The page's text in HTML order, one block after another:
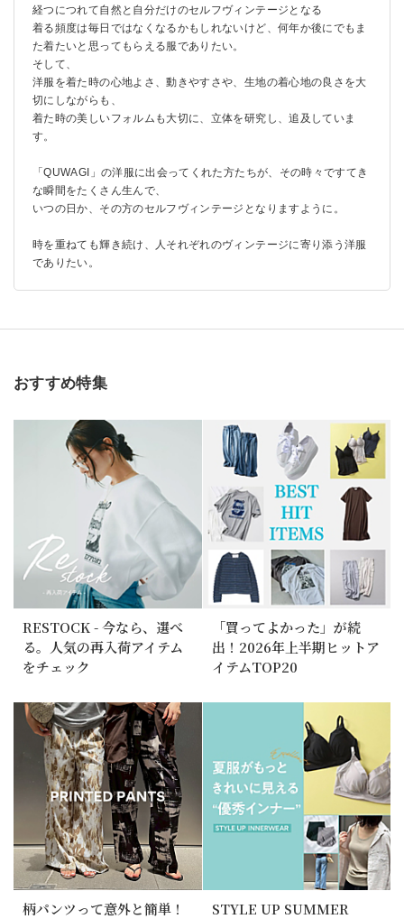
経つにつれて自然と自分だけのセルフヴィンテージとなる
着る頻度は毎日ではなくなるかもしれないけど、何年か後にでもま
た着たいと思ってもらえる服でありたい。
そして、
洋服を着た時の心地よさ、動きやすさや、生地の着心地の良さを大
切にしながらも、
着た時の美しいフォルムも大切に、立体を研究し、追及していま
す。
「QUWAGI」の洋服に出会ってくれた方たちが、その時々ですてき
な瞬間をたくさん生んで、
いつの日か、その方のセルフヴィンテージとなりますように。
時を重ねても輝き続け、人それぞれのヴィンテージに寄り添う洋服
でありたい。
おすすめ特集
RESTOCK - 今なら、選べ
る。人気の再入荷アイテム
をチェック
「買ってよかった」が続
出！2026年上半期ヒットア
イテムTOP20
柄パンツって意外と簡単！
STYLE UP SUMMER